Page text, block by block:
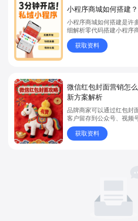
小程序商城如何搭建
小程序商城如何搭建是许
细解析零代码搭建小程序
商城、商城搭建与零代码
品上架、全渠道销售及高
货新模式。点击获取详细
获取资料
微信红包封面营销怎
新方案解析
品牌商家可以通过红包封
客户留存到公众号、视频
获取资料